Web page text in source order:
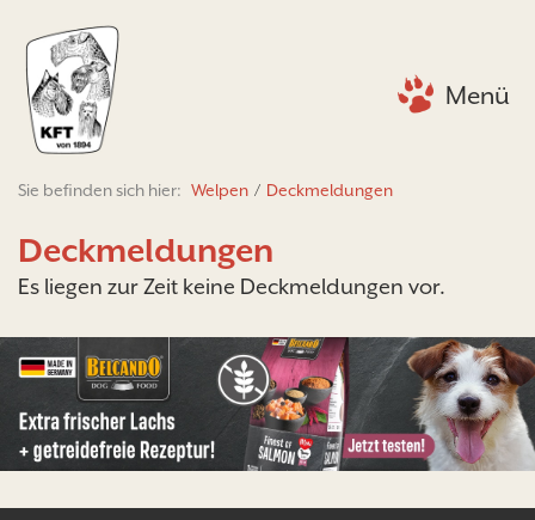
Menü
Sie befinden sich hier: Welpen / Deckmeldungen
Deckmeldungen
Es liegen zur Zeit keine Deckmeldungen vor.